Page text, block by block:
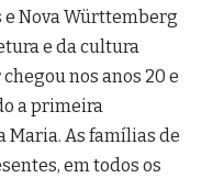
e Nova Württemberg
e da cultura
nos anos 20 e
a primeira
Maria. As famílias de
em todos os